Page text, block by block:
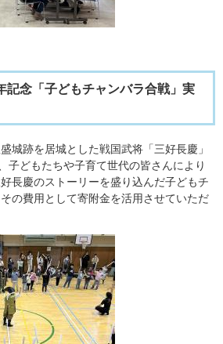
記念「子どもチャンバラ合戦」実
城跡を居城とした戦国武将「三好長慶」
子どもたちや子育て世代の皆さんにより
長慶のストーリーを盛り込んだ子どもチ
の費用として寄附金を活用させていただ